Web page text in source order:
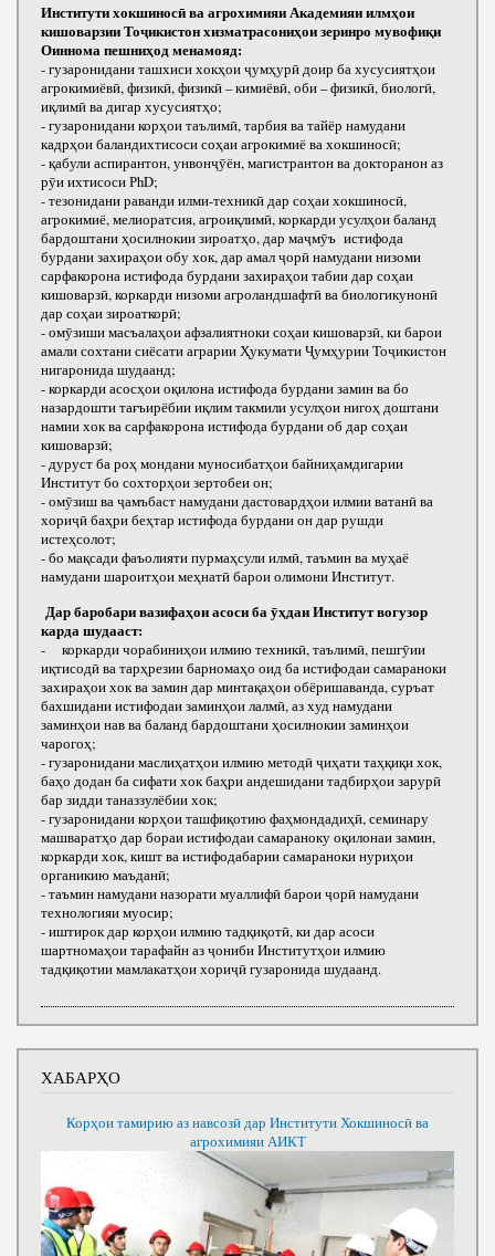
Институти хокшиносӣ ва агрохимияи Академияи илмҳои
кишоварзии Тоҷикистон хизматрасониҳои зеринро мувофиқи
Оиннома пешниҳод менамояд:
- гузаронидани ташхиси хокҳои ҷумҳурӣ доир ба хусусиятҳои
агрокимиёвӣ, физикӣ, физикӣ – кимиёвӣ, оби – физикӣ, биологӣ,
иқлимӣ ва дигар хусусиятҳо;
- гузаронидани корҳои таълимӣ, тарбия ва тайёр намудани
кадрҳои баландихтисоси соҳаи агрокимиё ва хокшиносӣ;
- қабули аспирантон, унвонҷӯён, магистрантон ва докторанон аз
рӯи ихтисоси РhD;
- тезонидани раванди илми-техникӣ дар соҳаи хокшиносӣ,
агрокимиё, мелиоратсия, агроиқлимӣ, коркарди усулҳои баланд
бардоштани ҳосилнокии зироатҳо, дар маҷмӯъ истифода
бурдани захираҳои обу хок, дар амал ҷорӣ намудани низоми
сарфакорона истифода бурдани захираҳои табии дар соҳаи
кишоварзӣ, коркарди низоми агроландшафтӣ ва биологикунонӣ
дар соҳаи зироаткорӣ;
- омӯзиши масъалаҳои афзалиятноки соҳаи кишоварзӣ, ки барои
амали сохтани сиёсати аграрии Ҳукумати Ҷумҳурии Тоҷикистон
нигаронида шудаанд;
- коркарди асосҳои оқилона истифода бурдани замин ва бо
назардошти тағъирёбии иқлим такмили усулҳои нигоҳ доштани
намии хок ва сарфакорона истифода бурдани об дар соҳаи
кишоварзӣ;
- дуруст ба роҳ мондани муносибатҳои байниҳамдигарии
Институт бо сохторҳои зертобеи он;
- омӯзиш ва ҷамъбаст намудани дастовардҳои илмии ватанӣ ва
хориҷӣ баҳри беҳтар истифода бурдани он дар рушди
истеҳсолот;
- бо мақсади фаъолияти пурмаҳсули илмӣ, таъмин ва муҳаё
намудани шароитҳои меҳнатӣ барои олимони Институт.
Дар баробари вазифаҳои асоси ба ӯҳдаи Институт вогузор
карда шудааст:
- коркарди чорабиниҳои илмию техникӣ, таълимӣ, пешгӯии
иқтисодӣ ва тарҳрезии барномаҳо оид ба истифодаи самараноки
захираҳои хок ва замин дар минтақаҳои обёришаванда, суръат
бахшидани истифодаи заминҳои лалмӣ, аз худ намудани
заминҳои нав ва баланд бардоштани ҳосилнокии заминҳои
чарогоҳ;
- гузаронидани маслиҳатҳои илмию методӣ ҷиҳати таҳқиқи хок,
баҳо додан ба сифати хок баҳри андешидани тадбирҳои зарурӣ
бар зидди таназзулёбии хок;
- гузаронидани корҳои ташфиқотию фаҳмондадиҳӣ, семинару
машваратҳо дар бораи истифодаи самараноку оқилонаи замин,
коркарди хок, кишт ва истифодабарии самараноки нуриҳои
органикию маъданӣ;
- таъмин намудани назорати муаллифӣ барои ҷорӣ намудани
технологияи муосир;
- иштирок дар корҳои илмию тадқиқотӣ, ки дар асоси
шартномаҳои тарафайн аз ҷониби Институтҳои илмию
тадқиқотии мамлакатҳои хориҷӣ гузаронида шудаанд.
ХАБАРҲО
Корҳои тамирию аз навсозӣ дар Институти Хокшиносӣ ва
агрохимияи АИКТ